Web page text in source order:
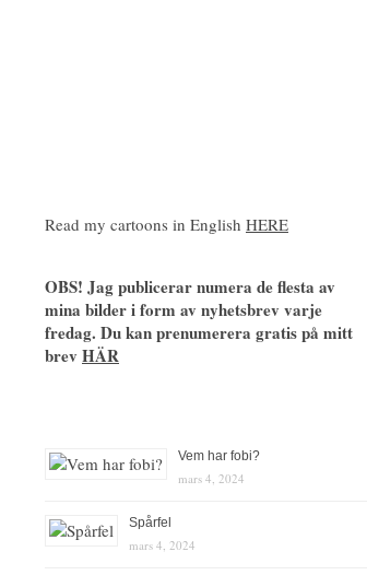
Read my cartoons in English HERE
OBS! Jag publicerar numera de flesta av
mina bilder i form av nyhetsbrev varje
fredag. Du kan prenumerera gratis på mitt
brev HÄR
Vem har fobi?
mars 4, 2024
Spårfel
mars 4, 2024